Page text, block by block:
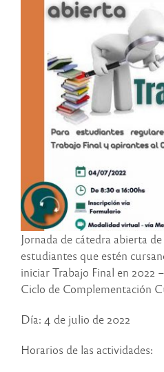
Jornada de cátedra abierta
estudiantes que estén
iniciar Trabajo Final en 2022
Ciclo de Complementación
Día: 4 de julio de 2022
Horarios de las actividades: